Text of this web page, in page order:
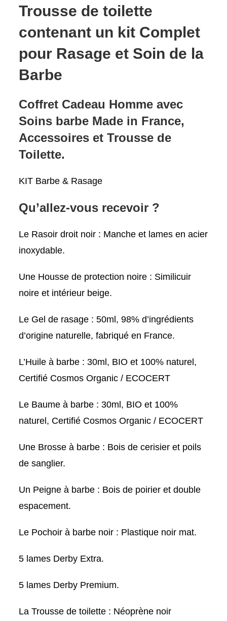
Trousse de toilette
contenant un kit Complet
pour Rasage et Soin de la
Barbe
Coffret Cadeau Homme avec
Soins barbe Made in France,
Accessoires et Trousse de
Toilette.
KIT Barbe & Rasage
Qu’allez-vous recevoir ?
Le Rasoir droit noir : Manche et lames en acier
inoxydable.
Une Housse de protection noire : Similicuir
noire et intérieur beige.
Le Gel de rasage : 50ml, 98% d’ingrédients
d’origine naturelle, fabriqué en France.
L’Huile à barbe : 30ml, BIO et 100% naturel,
Certifié Cosmos Organic / ECOCERT
Le Baume à barbe : 30ml, BIO et 100%
naturel, Certifié Cosmos Organic / ECOCERT
Une Brosse à barbe : Bois de cerisier et poils
de sanglier.
Un Peigne à barbe : Bois de poirier et double
espacement.
Le Pochoir à barbe noir : Plastique noir mat.
5 lames Derby Extra.
5 lames Derby Premium.
La Trousse de toilette : Néoprène noir